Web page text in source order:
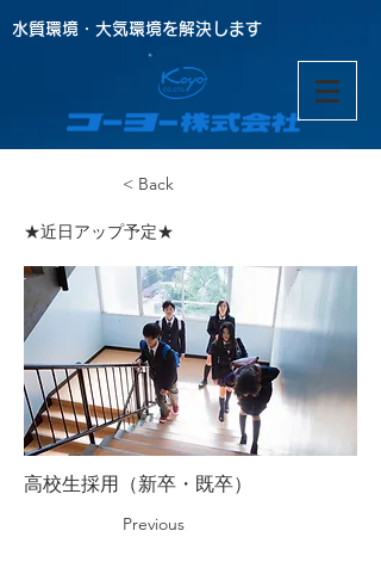
水質環境・大気環境を解決します
< Back
★近日アップ予定★
高校生採用（新卒・既卒）
Previous